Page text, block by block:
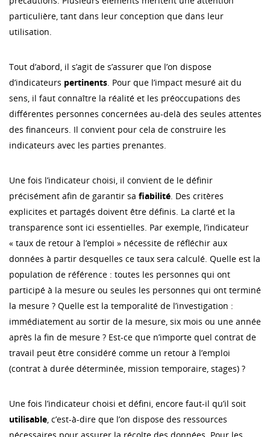
particulière, tant dans leur conception que dans leur
utilisation.
Tout d’abord, il s’agit de s’assurer que l’on dispose
d’indicateurs pertinents. Pour que l’impact mesuré ait du
sens, il faut connaître la réalité et les préoccupations des
différentes personnes concernées au-delà des seules attentes
des financeurs. Il convient pour cela de construire les
indicateurs avec les parties prenantes.
Une fois l’indicateur choisi, il convient de le définir
précisément afin de garantir sa fiabilité. Des critères
explicites et partagés doivent être définis. La clarté et la
transparence sont ici essentielles. Par exemple, l’indicateur
« taux de retour à l’emploi » nécessite de réfléchir aux
données à partir desquelles ce taux sera calculé. Quelle est la
population de référence : toutes les personnes qui ont
participé à la mesure ou seules les personnes qui ont terminé
la mesure ? Quelle est la temporalité de l’investigation :
immédiatement au sortir de la mesure, six mois ou une année
après la fin de mesure ? Est-ce que n’importe quel contrat de
travail peut être considéré comme un retour à l’emploi
(contrat à durée déterminée, mission temporaire, stages) ?
Une fois l’indicateur choisi et défini, encore faut-il qu’il soit
utilisable, c’est-à-dire que l’on dispose des ressources